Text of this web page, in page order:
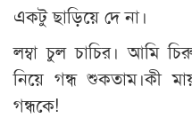
একটু ছাড়িয়ে দে না।
লম্বা চুল চাচির। আমি
নিয়ে গন্ধ শুকতাম।কী
গন্ধকে!